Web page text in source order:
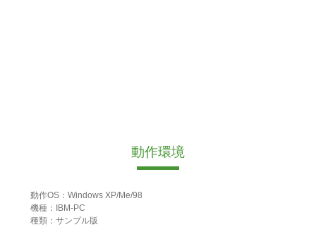
動作環境
動作OS：Windows XP/Me/98
機種：IBM-PC
種類：サンプル版